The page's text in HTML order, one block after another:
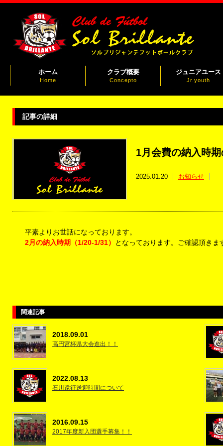
ホーム
Home
クラブ概要
Concepto
ジュニアユース
Jr.youth
記事の詳細
1月会費の納入時
2025.01.20 お知らせ
平素よりお世話になっております。
2月の納入時期（1/20-1/31）
となっております。ご確認頂き
関連記事
2018.09.01
高円宮杯県大会進出！！
2022.08.13
石川遠征送迎時間について
2016.09.15
2017年度新入団選手募集！！